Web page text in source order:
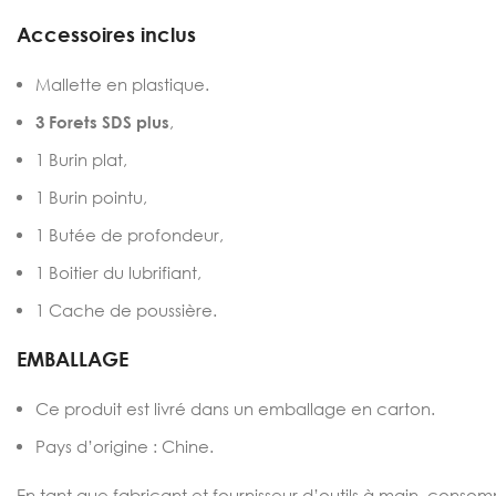
Accessoires inclus
Mallette en plastique.
3 Forets SDS plus,
1 Burin plat,
1 Burin pointu,
1 Butée de profondeur,
1 Boitier du lubrifiant,
1 Cache de poussière.
EMBALLAGE
Ce produit est livré dans un emballage en carton.
Pays d’origine : Chine.